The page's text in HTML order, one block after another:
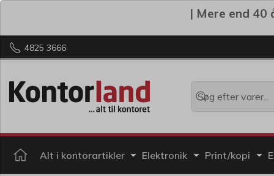
| Mere end 40
4825 3666
Alt i kontorartikler Elektronik Print/kopi